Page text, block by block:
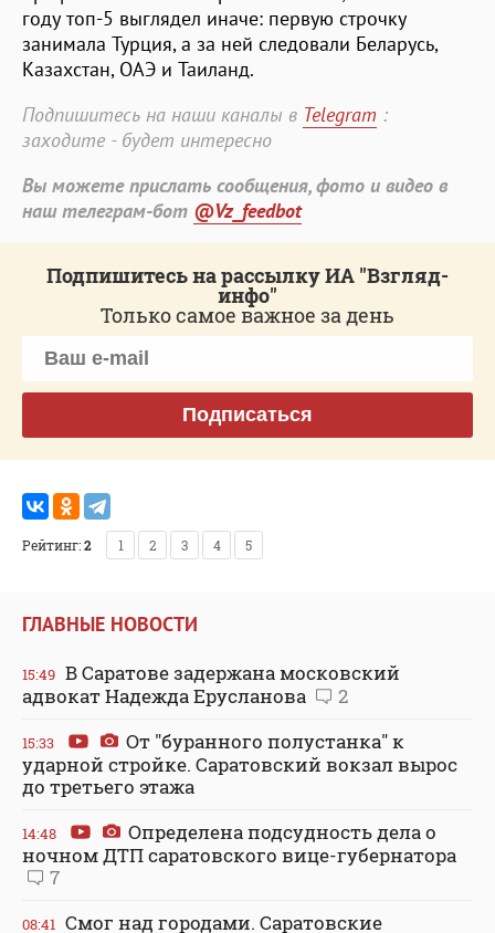
году топ-5 выглядел иначе: первую строчку
занимала Турция, а за ней следовали Беларусь,
Казахстан, ОАЭ и Таиланд.
Подпишитесь на наши каналы в Telegram :
заходите - будет интересно
Вы можете прислать сообщения, фото и видео в
наш телеграм-бот @Vz_feedbot
Подпишитесь на рассылку ИА "Взгляд-
инфо"
Только самое важное за день
Подписаться
Рейтинг:2 1 2 3 4 5
ГЛАВНЫЕ НОВОСТИ
15:49 В Саратове задержана московский
адвокат Надежда Ерусланова
2
15:33
От "буранного полустанка" к
ударной стройке. Саратовский вокзал вырос
до третьего этажа
14:48
Определена подсудность дела о
ночном ДТП саратовского вице-губернатора
7
08:41 Смог над городами. Саратовские